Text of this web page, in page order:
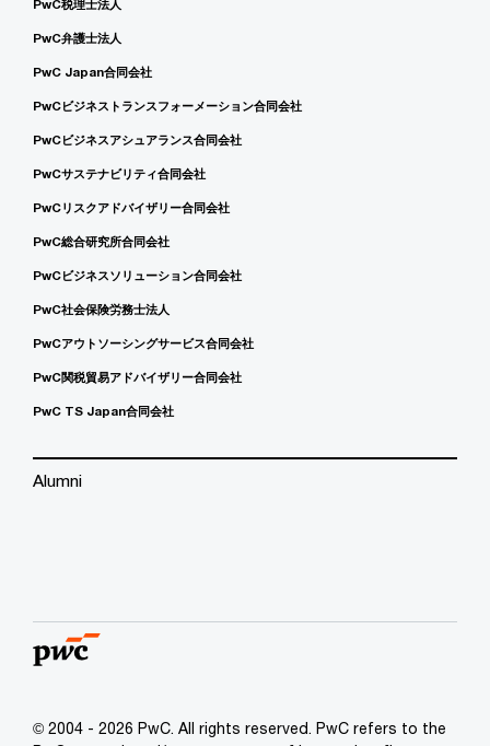
PwC税理士法人
PwC弁護士法人
PwC Japan合同会社
PwCビジネストランスフォーメーション合同会社
PwCビジネスアシュアランス合同会社
PwCサステナビリティ合同会社
PwCリスクアドバイザリー合同会社
PwC総合研究所合同会社
PwCビジネスソリューション合同会社
PwC社会保険労務士法人
PwCアウトソーシングサービス合同会社
PwC関税貿易アドバイザリー合同会社
PwC TS Japan合同会社
Alumni
© 2004 - 2026 PwC. All rights reserved. PwC refers to the